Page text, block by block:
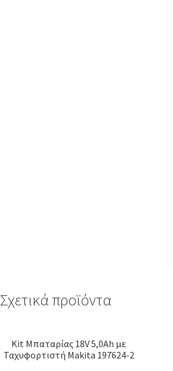
Σχετικά προϊόντα
Kit Μπαταρίας 18V 5,0Ah με
Ταχυφορτιστή Makita 197624-2